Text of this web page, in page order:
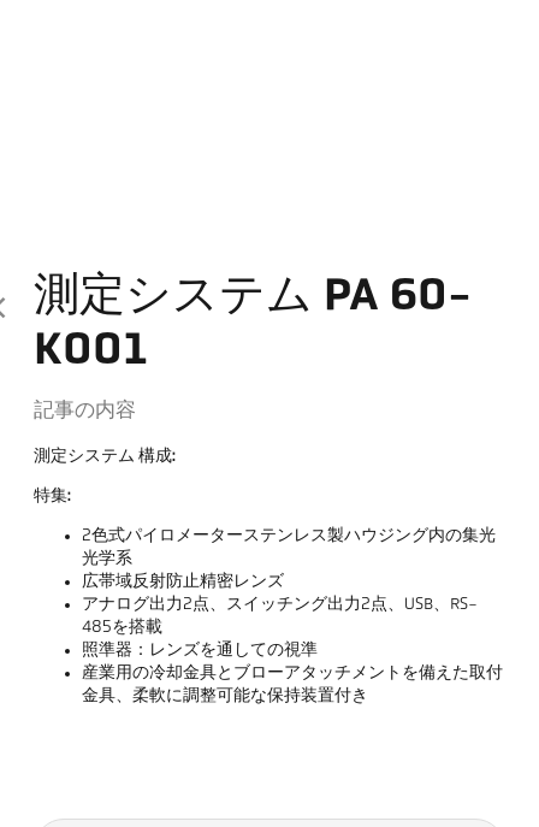
測定システム PA 60-
K001
記事の内容
測定システム 構成:
特集:
2色式パイロメーターステンレス製ハウジング内の集光
光学系
広帯域反射防止精密レンズ
アナログ出力2点、スイッチング出力2点、USB、RS-
485を搭載
照準器：レンズを通しての視準
産業用の冷却金具とブローアタッチメントを備えた取付
金具、柔軟に調整可能な保持装置付き